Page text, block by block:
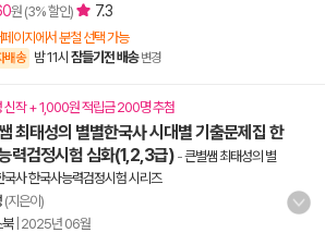
원 (3% 할인) 7.3
이지에서 분철 선택 가능
배송 밤 11시 잠들기전 배송 변경
신작 + 1,000원 적립금 200명 추첨
최태성의 별별한국사 시대별 기출문제집 한
력검정시험 심화(1,2,3급) -큰별쌤 최태성의 별
사 한국사능력검정시험 시리즈
(지은이)
북| 2025년 06월